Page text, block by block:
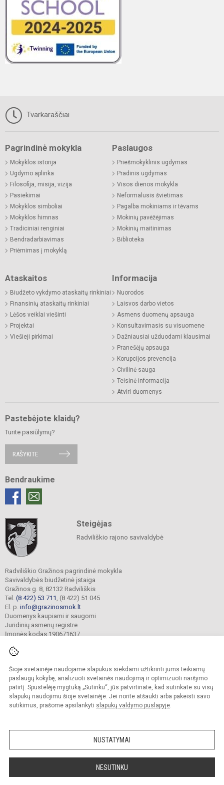
Šioje svetainėje naudojame slapukus siekdami užtikrinti jums teikiamų
paslaugų kokybę, analizuoti svetainės naudojimą ir optimizuoti naršymo
patirtį. Spustelėję mygtuką „Sutinku“, jūs patvirtinate, kad sutinkate su visų
slapukų naudojimu šioje svetainėje. Jei norite atšaukti arba pakeisti savo
sutikimus, prašome apsilankyti slapukų valdymo puslapyje.
NUSTATYMAI
NESUTINKU
Tvarkaraščiai
Pagrindinė mokykla
Mokyklos istorija
Ugdymo aplinka
Filosofija, misija, vizija
Pasiekimai
Mokyklos simboliai
Mokyklos himnas
Tradiciniai renginiai
Bendradarbiavimas
Priėmimas į mokyklą
Paslaugos
Priešmokyklinis ugdymas
Pradinis ugdymas
Visos dienos mokykla
Neformalusis švietimas
Pagalba mokiniams ir tėvams
Mokinių pavėžėjimas
Mokinių maitinimas
Biblioteka
Ataskaitos
Biudžeto vykdymo ataskaitų rinkiniai
Finansinių ataskaitų rinkiniai
Lėšos veiklai viešinti
Projektai
Viešieji pirkimai
Informacija
Nuorodos
Laisvos darbo vietos
Asmens duomenų apsauga
Konsultavimasis su visuomene
Dažniausiai užduodami klausimai
Pranešėjų apsauga
Korupcijos prevencija
Civilinė sauga
Teisinė informacija
Atviri duomenys
Pastebėjote klaidų?
Turite pasiūlymų?
RAŠYKITE
Bendraukime
Steigėjas
Radviliškio rajono savivaldybė
Radviliškio Gražinos pagrindinė mokykla
Savivaldybės biudžetinė įstaiga
Gražinos g. 8, 82132 Radviliškis
Tel. (8 422) 53 711 , (8 422) 51 045
El. p. info@grazinosmok.lt
Duomenys kaupiami ir saugomi
Juridinių asmenų registre
Įmonės kodas 190671637
© 2022. Radviliškio Gražinos pagrindinė mokykla. Visos teisės saugomos.
Kopijuoti turinį be raštiško įstaigos administracijos sutikimo griežtai draudžiama.
Prieinamumo paraiška Slapukų valdymas
Sumanus būdas atnaujinti